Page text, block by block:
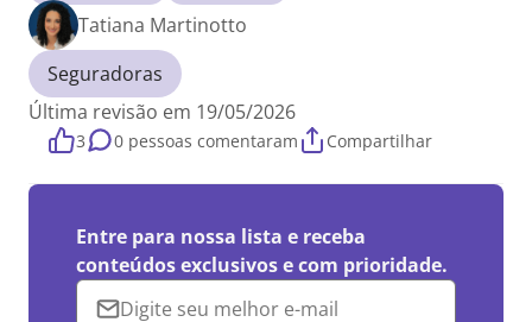
Tatiana Martinotto
Seguradoras
Última revisão em 19/05/2026
3 0 pessoas comentaram Compartilhar
Entre para nossa lista e receba
conteúdos exclusivos e com prioridade.